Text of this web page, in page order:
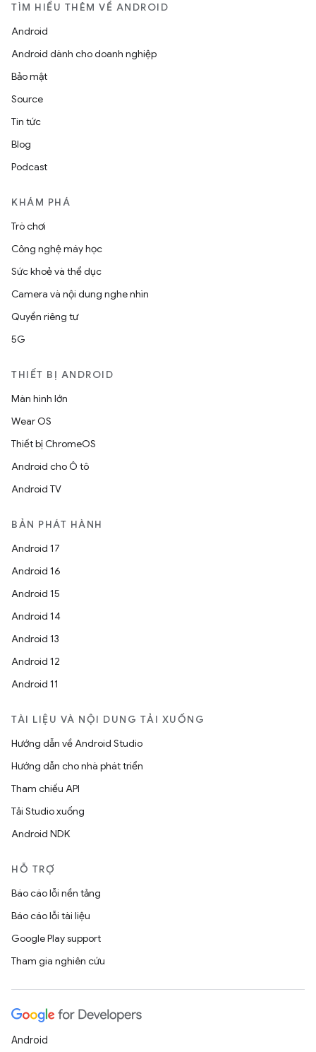
TÌM HIỂU THÊM VỀ ANDROID
Android
Android dành cho doanh nghiệp
Bảo mật
Source
Tin tức
Blog
Podcast
KHÁM PHÁ
Trò chơi
Công nghệ máy học
Sức khoẻ và thể dục
Camera và nội dung nghe nhìn
Quyền riêng tư
5G
THIẾT BỊ ANDROID
Màn hình lớn
Wear OS
Thiết bị ChromeOS
Android cho Ô tô
Android TV
BẢN PHÁT HÀNH
Android 17
Android 16
Android 15
Android 14
Android 13
Android 12
Android 11
TÀI LIỆU VÀ NỘI DUNG TẢI XUỐNG
Hướng dẫn về Android Studio
Hướng dẫn cho nhà phát triển
Tham chiếu API
Tải Studio xuống
Android NDK
HỖ TRỢ
Báo cáo lỗi nền tảng
Báo cáo lỗi tài liệu
Google Play support
Tham gia nghiên cứu
Android